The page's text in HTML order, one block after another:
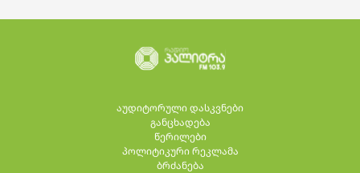
აუდიტორული დასკვნები
განცხადება
წერილები
პოლიტიკური რეკლამა
ბრძანება